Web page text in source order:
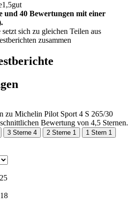
1,5gut
und 40 Bewertungen mit einer
sich zu gleichen Teilen aus
zusammen
zu Michelin Pilot Sport 4 S 265/30
Bewertung von 4,5 Sternen.
3 Sterne 4 2 Sterne 1 1 Stern 1